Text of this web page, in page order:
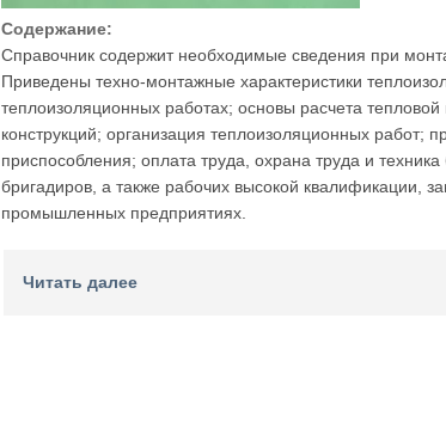
Содержание:
Справочник содержит необходимые сведения при
Приведены техно-монтажные характеристики
теплоизоляционных работах; основы расчета
конструкций; организация теплоизоляционных
приспособления; оплата труда, охрана труда и
бригадиров, а также рабочих высокой квалификации,
промышленных предприятиях.
Читать далее